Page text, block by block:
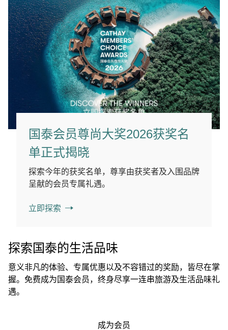
国泰会员尊尚大奖2026获奖名
单正式揭晓
探索今年的获奖名单，尊享由获奖者及入围品牌
呈献的会员专属礼遇。
立即探索
探索国泰的生活品味
意义非凡的体验、专属优惠以及不容错过的奖励，皆尽在掌
握。免费成为国泰会员，终身尽享一连串旅游及生活品味礼
遇。
成为会员